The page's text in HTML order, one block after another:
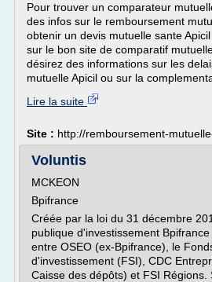
Pour trouver un comparateur
des infos sur le remboursement
obtenir un devis mutuelle sante
sur le bon site de comparatif
désirez des informations sur les
mutuelle Apicil ou sur la
Lire la suite
Site : http://remboursement-
Voluntis
MCKEON
Bpifrance
Créée par la loi du 31 décembre
publique d'investissement
entre OSEO (ex-Bpifrance), le
d'investissement (FSI), CDC
Caisse des dépôts) et FSI Régions.